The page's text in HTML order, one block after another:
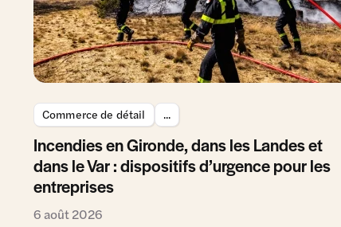
Commerce de détail ...
Incendies en Gironde, dans les Landes et
dans le Var : dispositifs d’urgence pour les
entreprises
6 août 2026